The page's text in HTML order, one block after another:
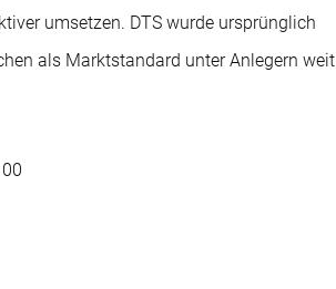
umsetzen. DTS wurde ursprünglich
als Marktstandard unter Anlegern weit